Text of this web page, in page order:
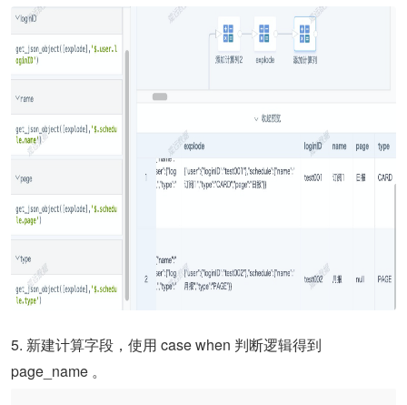
5. 新建计算字段，使用 case when 判断逻辑得到
page_name 。